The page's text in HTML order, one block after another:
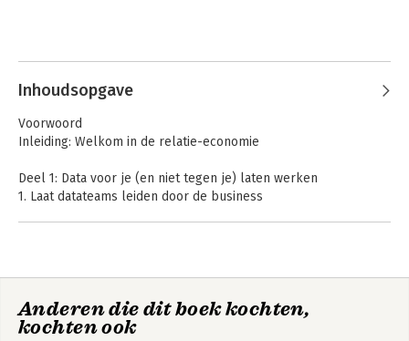
The Human Touch
Bekijk alle boeken
Inhoudsopgave
Voorwoord
Inleiding: Welkom in de relatie-economie
Deel 1: Data voor je (en niet tegen je) laten werken
1. Laat datateams leiden door de business
5. Begrijp prijsgevoeligheid
6. Vind de juiste acquisitieprijs
Anderen die dit boek kochten,
kochten ook